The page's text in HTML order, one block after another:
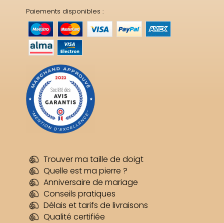
Paiements disponibles :
Trouver ma taille de doigt
Quelle est ma pierre ?
Anniversaire de mariage
Conseils pratiques
Délais et tarifs de livraisons
Qualité certifiée